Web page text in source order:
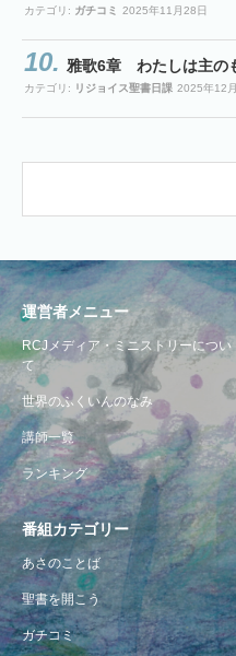
カテゴリ: ガチコミ 2025年11月28日
雅歌6章 わたしは主の
カテゴリ: リジョイス聖書日課 2025年12
運営者メニュー
RCJメディア・ミニストリーについ
て
世界のふくいんのなみ
講師一覧
ランキング
番組カテゴリー
あさのことば
聖書を開こう
ガチコミ